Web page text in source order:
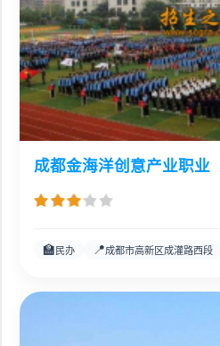
成都金海洋创意产业职业
🏫 民办 📍成都市高新区成灌路西段